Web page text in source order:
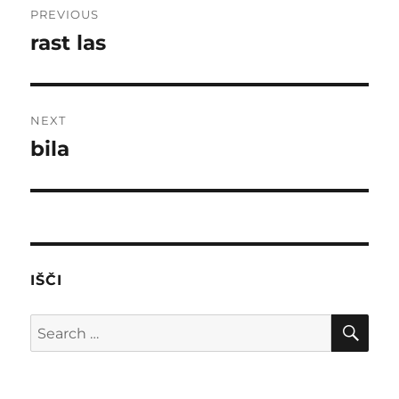
navigation
PREVIOUS
Previous
rast las
NEXT
Next
bila
IŠČI
Search
for: